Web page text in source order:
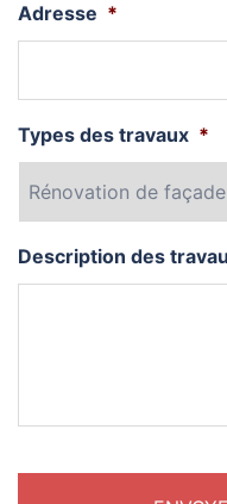
Adresse *
Types des travaux *
Description des